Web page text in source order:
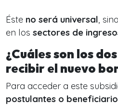
Éste no será universal,
en los sectores de
¿Cuáles son los
recibir el nuevo
Para acceder a este
postulantes o